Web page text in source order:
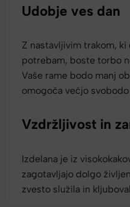
Udobje ves dan
Z nastavljivim trakom,
potrebam, boste torbo
Vaše rame bodo manj
omogoča večjo
Vzdržljivost in
Izdelana je iz
zagotavljajo dolgo
zvesto služila in